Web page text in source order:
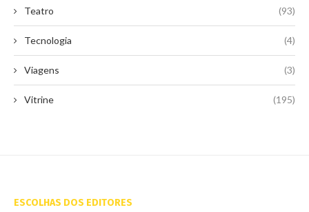
Teatro (93)
Tecnologia (4)
Viagens (3)
Vitrine (195)
ESCOLHAS DOS EDITORES